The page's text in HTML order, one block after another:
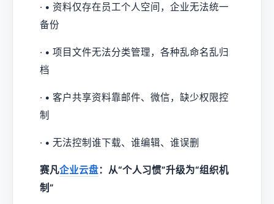
· • 资料仅存在员工个人空间，企业无法统一
备份
· • 项目文件无法分类管理，各种乱命名乱归
档
· • 客户共享资料靠邮件、微信，缺少权限控
制
· • 无法控制谁下载、谁编辑、谁误删
赛凡企业云盘：从“个人习惯”升级为“组织机
制”